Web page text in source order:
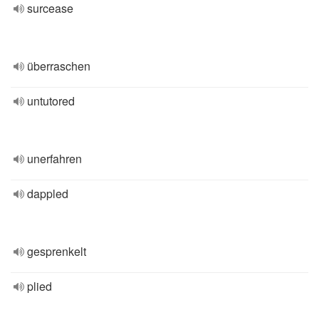
surcease
überraschen
untutored
unerfahren
dappled
gesprenkelt
plied